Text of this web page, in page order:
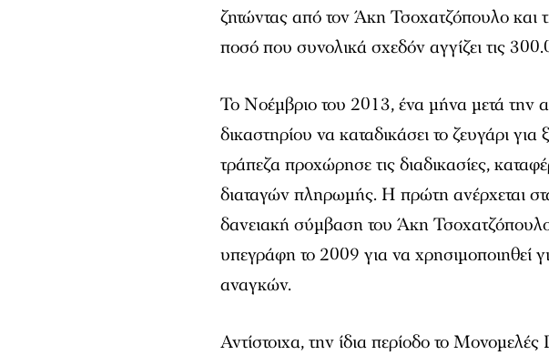
ζητώντας από τον Άκη Τσοχατζόπουλο και
ποσό που συνολικά σχεδόν αγγίζει τις
Το Νοέμβριο του 2013, ένα μήνα μετά την
δικαστηρίου να καταδικάσει το ζευγάρι
τράπεζα προχώρησε τις διαδικασίες,
διαταγών πληρωμής. Η πρώτη ανέρχεται
δανειακή σύμβαση του Άκη
υπεγράφη το 2009 για να
αναγκών.
Αντίστοιχα, την ίδια περίοδο το